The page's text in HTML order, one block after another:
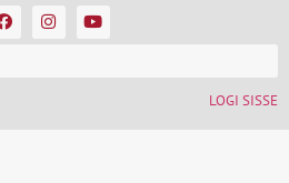
LOGI SISSE